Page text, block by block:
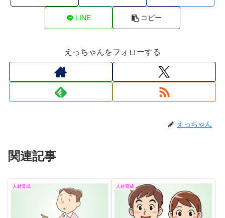
LINE コピー
えっちゃんをフォローする
えっちゃん
関連記事
人材育成 人材育成